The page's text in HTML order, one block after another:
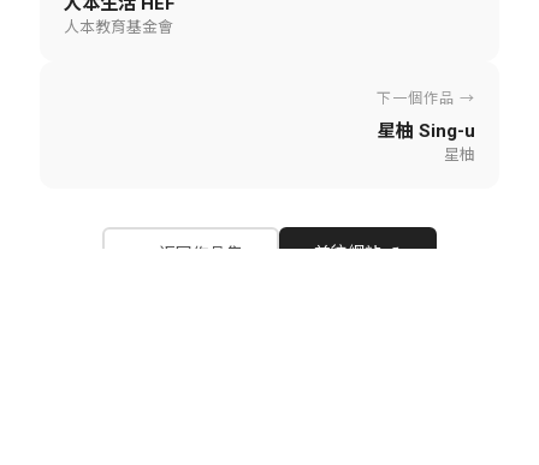
人本教育基金會
下一個作品 →
星柚 Sing-u
星柚
← 返回作品集 前往網站 ↗